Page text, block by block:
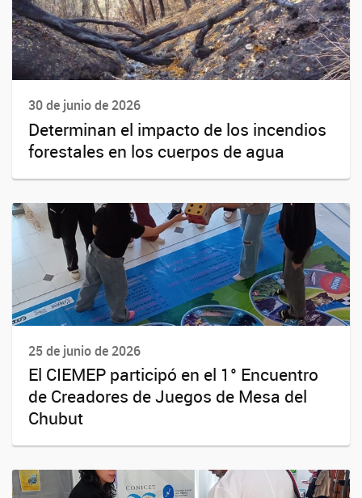
30 de junio de 2026
Determinan el impacto de los incendios
forestales en los cuerpos de agua
25 de junio de 2026
El CIEMEP participó en el 1° Encuentro
de Creadores de Juegos de Mesa del
Chubut